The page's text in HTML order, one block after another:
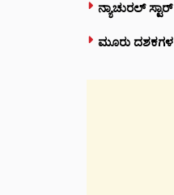
ನ್ಯಾಚುರಲ್
ಮೂರು ದಶಕಗಳ